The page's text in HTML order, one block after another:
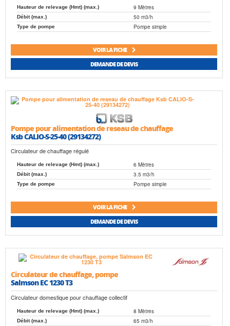
Hauteur de relevage (Hmt) (max.) 9 Mètres
Débit (max.) 50 m3/h
Type de pompe Pompe simple
VOIR LA FICHE
DEMANDE DE DEVIS
Pompe pour alimentation de reseau de chauffage
Ksb CALIO-S-25-40 (29134272)
Circulateur de chauffage régulé
Hauteur de relevage (Hmt) (max.) 6 Mètres
Débit (max.) 3.5 m3/h
Type de pompe Pompe simple
VOIR LA FICHE
DEMANDE DE DEVIS
Circulateur de chauffage, pompe
Salmson EC 1230 T3
Circulateur domestique pour chauffage collectif
Hauteur de relevage (Hmt) (max.) 8 Mètres
Débit (max.) 65 m3/h